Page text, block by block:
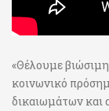
«Θέλουμε
κοινωνικό
δικαιωμάτων και